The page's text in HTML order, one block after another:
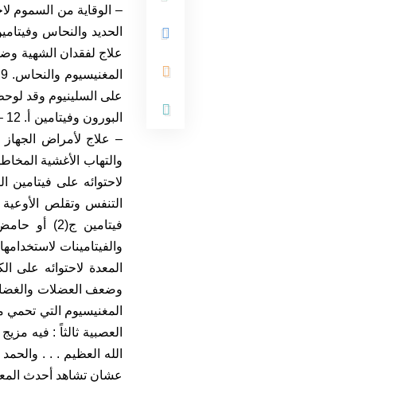
التنفس وتقلص
فيتامين
وضعف العضلات
المغنيسيوم التي
العصبية ثالثاً : فيه
عشان تشاهد أحدث